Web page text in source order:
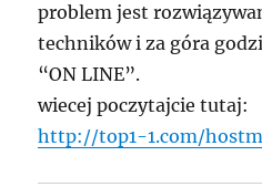
problem jest
techników i za góra
“ON LINE”.
wiecej poczytajcie tutaj:
http://top1-1.com/